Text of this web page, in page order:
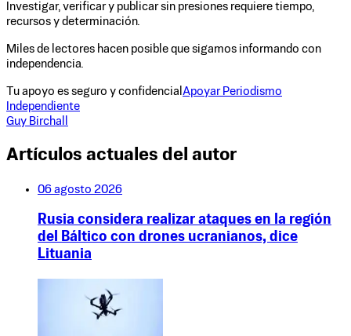
Investigar, verificar y publicar sin presiones requiere tiempo,
recursos y determinación.
Miles de lectores hacen posible que sigamos informando con
independencia.
Tu apoyo es seguro y confidencial Apoyar Periodismo
Independiente
Guy Birchall
Artículos actuales del autor
06 agosto 2026
Rusia considera realizar ataques en la región
del Báltico con drones ucranianos, dice
Lituania